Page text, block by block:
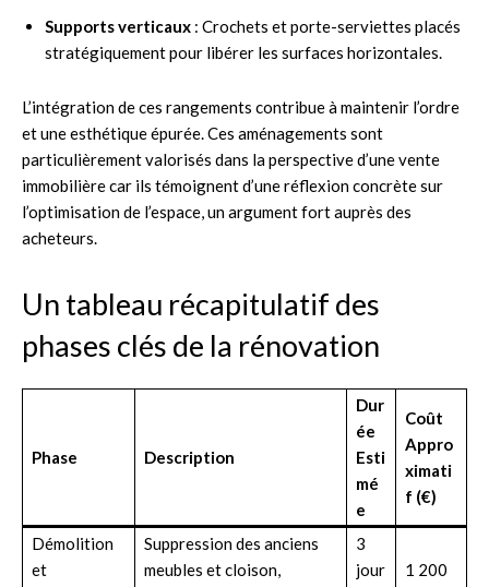
Supports verticaux : Crochets et porte-serviettes placés
stratégiquement pour libérer les surfaces horizontales.
L’intégration de ces rangements contribue à maintenir l’ordre
et une esthétique épurée. Ces aménagements sont
particulièrement valorisés dans la perspective d’une vente
immobilière car ils témoignent d’une réflexion concrète sur
l’optimisation de l’espace, un argument fort auprès des
acheteurs.
Un tableau récapitulatif des
phases clés de la rénovation
Phase Description
Dur
ée
Esti
mé
e
Coût
Appro
ximati
f (€)
Démolition
et
Suppression des anciens
meubles et cloison,
3
jour
1 200